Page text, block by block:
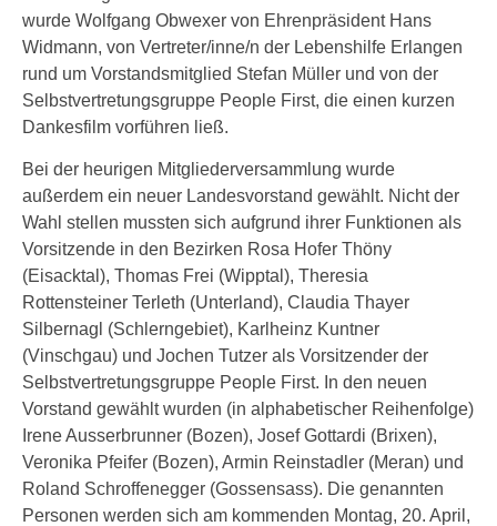
wurde Wolfgang Obwexer von Ehrenpräsident Hans
Widmann, von Vertreter/inne/n der Lebenshilfe Erlangen
rund um Vorstandsmitglied Stefan Müller und von der
Selbstvertretungsgruppe People First, die einen kurzen
Dankesfilm vorführen ließ.
Bei der heurigen Mitgliederversammlung wurde
außerdem ein neuer Landesvorstand gewählt. Nicht der
Wahl stellen mussten sich aufgrund ihrer Funktionen als
Vorsitzende in den Bezirken Rosa Hofer Thöny
(Eisacktal), Thomas Frei (Wipptal), Theresia
Rottensteiner Terleth (Unterland), Claudia Thayer
Silbernagl (Schlerngebiet), Karlheinz Kuntner
(Vinschgau) und Jochen Tutzer als Vorsitzender der
Selbstvertretungsgruppe People First. In den neuen
Vorstand gewählt wurden (in alphabetischer Reihenfolge)
Irene Ausserbrunner (Bozen), Josef Gottardi (Brixen),
Veronika Pfeifer (Bozen), Armin Reinstadler (Meran) und
Roland Schroffenegger (Gossensass). Die genannten
Personen werden sich am kommenden Montag, 20. April,